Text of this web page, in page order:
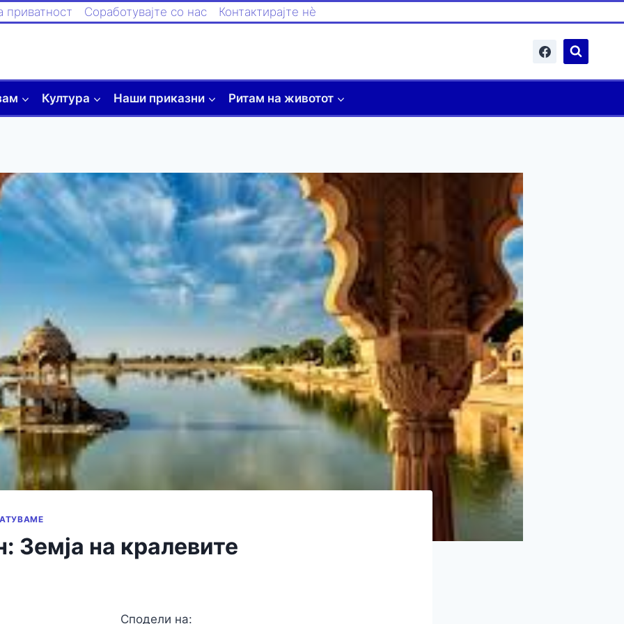
приватност Соработувајте со нас Контактирајте нè
Култура Наши приказни Ритам на животот
Земја на кралевите
Сподели на: